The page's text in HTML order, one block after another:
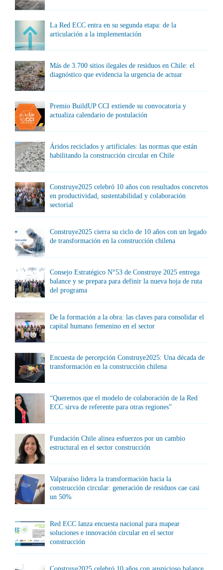
La Red ECC entra en su segunda etapa: de la
articulación a la implementación
Más de 3.700 sitios ilegales de residuos en Chile: el
diagnóstico que evidencia la urgencia de actuar
Premio BuildUP CCI extiende su convocatoria y
actualiza calendario de postulación
Áridos reciclados y artificiales: las normas que están
habilitando la construcción circular en Chile
Construye2025 celebró 10 años con resultados concretos
en productividad, sustentabilidad y colaboración
sectorial
Construye2025 cierra su ciclo de 10 años con un legado
de transformación en la construcción chilena
Consejo Estratégico N°53 de Construye 2025 entrega
balance y se prepara para definir la nueva hoja de ruta
del programa
De la formación a la obra: las claves para consolidar el
capital humano femenino en el sector
Encuesta de percepción Construye2025: Una década de
transformación en la construcción chilena
“Queremos que el modelo de colaboración de la Red
ECC sirva de referente para otras regiones”
Fundación Chile alinea esfuerzos por un cambio
estructural en el sector construcción
Valparaíso lidera la transformación hacia la
construcción circular: generación de residuos cae casi
un 50%
Red ECC lanza encuesta nacional para mapear
soluciones e innovación circular en el sector
construcción